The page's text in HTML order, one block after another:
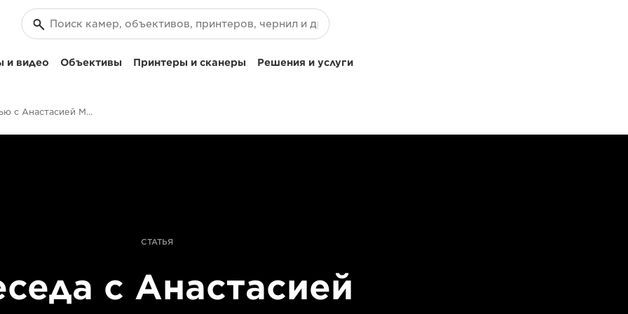
и видео Объективы Принтеры и сканеры Решения и услуги
Интервью с Анастасией Миковой, вторым режиссером фильма «Женщина»
СТАТЬЯ
с Анастасией